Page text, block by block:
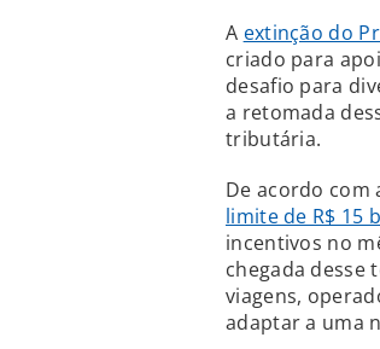
A extinção do
criado para
desafio para
a retomada
tributária.
De acordo com
limite de R$ 15
incentivos no
chegada desse
viagens,
adaptar a uma